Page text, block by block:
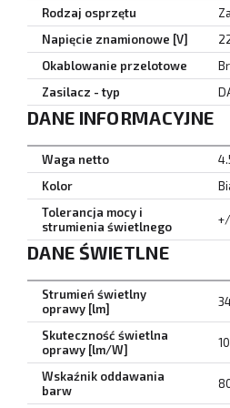
Rodzaj osprzętu
Napięcie znamionowe [V]
Okablowanie przelotowe
Zasilacz - typ
DANE INFORMACYJNE
Waga netto
Kolor
Tolerancja mocy i
strumienia świetlnego
DANE ŚWIETLNE
Strumień świetlny
oprawy [lm]
Skuteczność świetlna
oprawy [lm/W]
Wskaźnik oddawania
barw